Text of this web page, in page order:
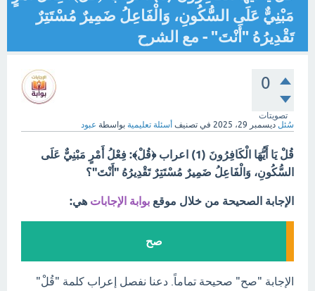
مَبْنِيٌّ عَلَى السُّكُونِ، وَالْفَاعِلُ ضَمِيرٌ مُسْتَتِرٌ
تَقْدِيرُهُ "أَنْتَ" - مع الشرح
0
تصويتات
سُئل ديسمبر 29، 2025 في تصنيف أسئلة تعليمية بواسطة عبود
قُلْ يَا أَيُّهَا الْكَافِرُونَ (1) اعراب ﴿قُلْ﴾: فِعْلُ أَمْرٍ مَبْنِيٌّ عَلَى
السُّكُونِ، وَالْفَاعِلُ ضَمِيرٌ مُسْتَتِرٌ تَقْدِيرُهُ "أَنْتَ"؟
الإجابة الصحيحة من خلال موقع بوابة الإجابات هي:
صح
الإجابة "صح" صحيحة تماماً. دعنا نفصل إعراب كلمة "قُلْ"